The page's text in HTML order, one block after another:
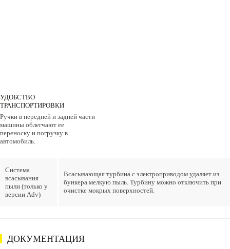
УДОБСТВО
ТРАНСПОРТИРОВКИ
Ручки в передней и задней части
машины облегчают ее
переноску и погрузку в
автомобиль.
Система
всасывания
пыли (только у
версии Adv)
Всасывающая турбина с электроприводом удаляет из
бункера мелкую пыль. Турбину можно отключить при
очистке мокрых поверхностей.
ДОКУМЕНТАЦИЯ